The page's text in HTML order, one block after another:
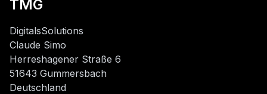
TMG
DigitalsSolutions
Claude Simo
Herreshagener Straße 6
51643 Gummersbach
Deutschland